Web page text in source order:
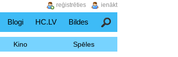
Blogi HC.LV Bildes Meklēšana
Kino Spēles
ienākt
reģistrēties